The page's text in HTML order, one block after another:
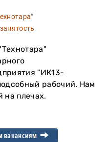
"ИК13-
рабочий. Нам
на плечах.
вакансиям